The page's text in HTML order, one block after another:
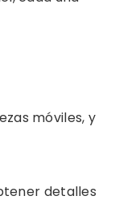
móviles, y
detalles